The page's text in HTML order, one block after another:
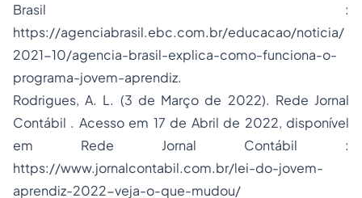
Brasil :
https://agenciabrasil.ebc.com.br/educacao/noticia/
2021-10/agencia-brasil-explica-como-funciona-o-
programa-jovem-aprendiz.
Rodrigues, A. L. (3 de Março de 2022). Rede Jornal
Contábil . Acesso em 17 de Abril de 2022, disponível
em Rede Jornal Contábil :
https://www.jornalcontabil.com.br/lei-do-jovem-
aprendiz-2022-veja-o-que-mudou/